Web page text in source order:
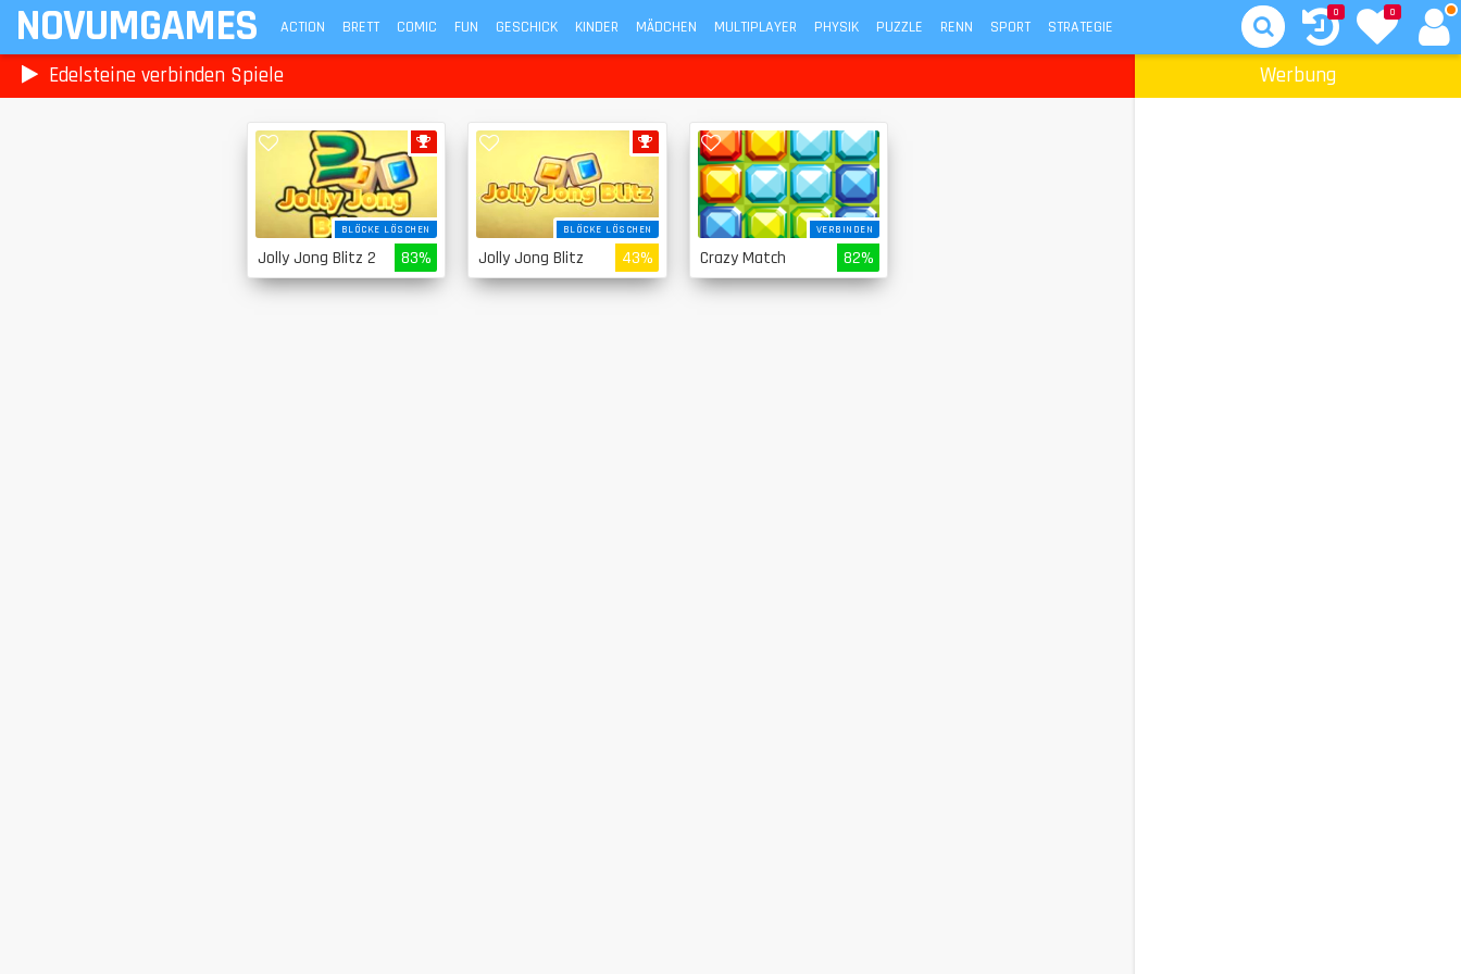
NOVUMGAMES ACTION BRETT COMIC FUN GESCHICK KINDER MÄDCHEN MULTIPLAYER PHYSIK PUZZLE RENN SPORT STRATEGIE
0
0
Edelsteine verbinden Spiele
BLÖCKE LÖSCHEN
Jolly Jong Blitz 2 83%
BLÖCKE LÖSCHEN
Jolly Jong Blitz 43%
VERBINDEN
Crazy Match 82%
Werbung